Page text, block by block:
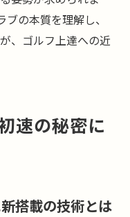
の本質を理解し、
、ゴルフ上達への近
速の秘密に
搭載の技術とは